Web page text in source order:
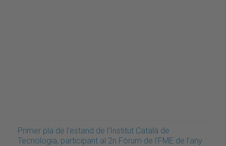
Primer pla de l'estand de l'Institut Català de
Tecnologia, participant al 2n Fòrum de l'FME de l'any